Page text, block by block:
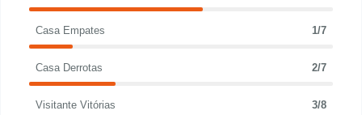
Casa Empates 1/7
Casa Derrotas 2/7
Visitante Vitórias 3/8